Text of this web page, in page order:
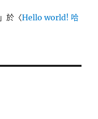
」於〈Hello world! 哈